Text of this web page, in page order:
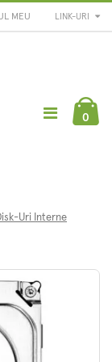
LINK-URI
MEU
0
Uri Interne